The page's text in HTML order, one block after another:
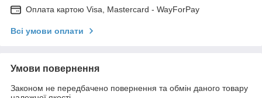
Оплата картою Visa, Mastercard - WayForPay
Всі умови оплати
Умови повернення
Законом не передбачено повернення та обмін даного товару